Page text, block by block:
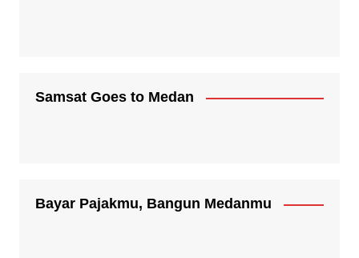
Samsat Goes to Medan
Bayar Pajakmu, Bangun Medanmu